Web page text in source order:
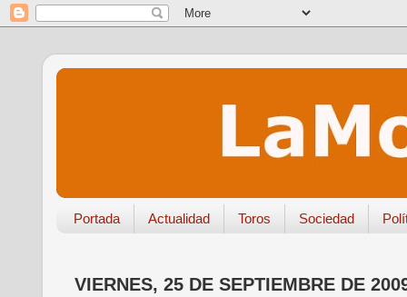
Portada Actualidad Toros Sociedad
VIERNES, 25 DE SEPTIEMBRE DE